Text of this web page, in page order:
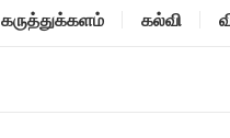
கருத்துக்களம் கல்வி